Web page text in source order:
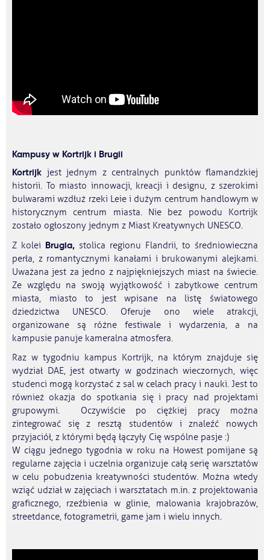
Kampusy w Kortrijk i Brugii
Kortrijk jest jednym z centralnych punktów flamandzkiej
historii. To miasto innowacji, kreacji i designu, z szerokimi
bulwarami wzdłuż rzeki Leie i dużym centrum handlowym w
historycznym centrum miasta. Nie bez powodu Kortrijk
zostało ogłoszony jednym z Miast Kreatywnych UNESCO.
Z kolei Brugia, stolica regionu Flandrii, to średniowieczna
perła, z romantycznymi kanałami i brukowanymi alejkami.
Uważana jest za jedno z najpiękniejszych miast na świecie.
Ze względu na swoją wyjątkowość i zabytkowe centrum
miasta, miasto to jest wpisane na listę światowego
dziedzictwa UNESCO. Oferuje ono wiele atrakcji,
organizowane są różne festiwale i wydarzenia, a na
kampusie panuje kameralna atmosfera.
Raz w tygodniu kampus Kortrijk, na którym znajduje się
wydział DAE, jest otwarty w godzinach wieczornych, więc
studenci mogą korzystać z sal w celach pracy i nauki. Jest to
również okazja do spotkania się i pracy nad projektami
grupowymi. Oczywiście po ciężkiej pracy można
zintegrować się z resztą studentów i znaleźć nowych
przyjaciół, z którymi będą łączyły Cię wspólne pasje :)
W ciągu jednego tygodnia w roku na Howest pomijane są
regularne zajęcia i uczelnia organizuje całą serię warsztatów
w celu pobudzenia kreatywności studentów. Można wtedy
wziąć udział w zajęciach i warsztatach m.in. z projektowania
graficznego, rzeźbienia w glinie, malowania krajobrazów,
streetdance, fotogrametrii, game jam i wielu innych.